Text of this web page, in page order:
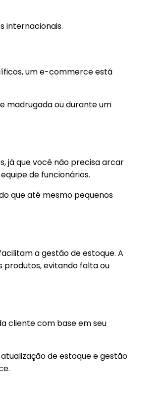
internacionais.
um e-commerce está
madrugada ou durante um
já que você não precisa arcar
de funcionários.
que até mesmo pequenos
a gestão de estoque. A
evitando falta ou
cliente com base em seu
de estoque e gestão